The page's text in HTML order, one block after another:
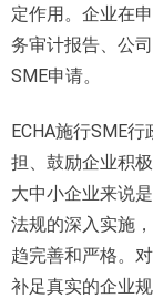
定作用。企业在
务审计报告、公
SME申请。
ECHA施行SME
担、鼓励企业积
大中小企业来说
法规的深入实施
趋完善和严格。
补足真实的企业